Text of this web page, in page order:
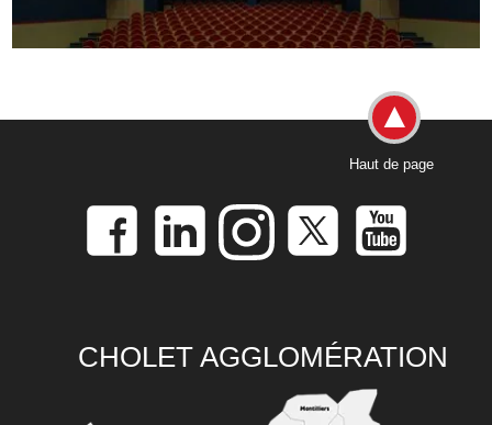
Haut de page
CHOLET AGGLOMÉRATION